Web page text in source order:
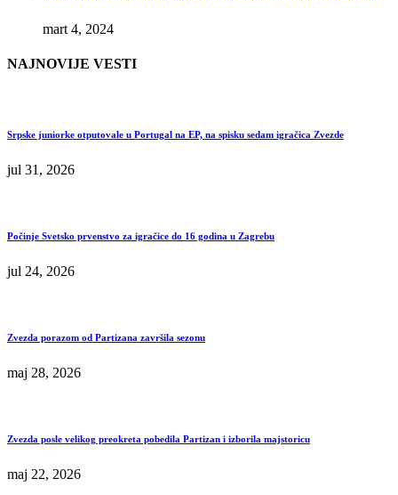
mart 4, 2024
NAJNOVIJE VESTI
Srpske juniorke otputovale u Portugal na EP, na spisku sedam igračica Zvezde
jul 31, 2026
Počinje Svetsko prvenstvo za igračice do 16 godina u Zagrebu
jul 24, 2026
Zvezda porazom od Partizana završila sezonu
maj 28, 2026
Zvezda posle velikog preokreta pobedila Partizan i izborila majstoricu
maj 22, 2026